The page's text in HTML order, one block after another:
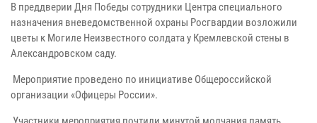
В преддверии Дня Победы сотрудники Центра специального
назначения вневедомственной охраны Росгвардии возложили
цветы к Могиле Неизвестного солдата у Кремлевской стены в
Александровском саду.
Мероприятие проведено по инициативе Общероссийской
организации «Офицеры России».